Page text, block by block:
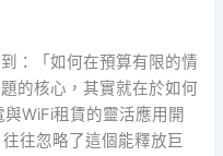
：「如何在預算有限的情
的核心，其實就在於如何
WiFi租賃的靈活應用開
往忽略了這個能釋放巨